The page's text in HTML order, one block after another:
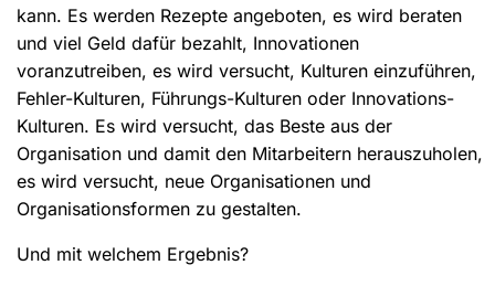
kann. Es werden Rezepte angeboten, es wird beraten
und viel Geld dafür bezahlt, Innovationen
voranzutreiben, es wird versucht, Kulturen einzuführen,
Fehler-Kulturen, Führungs-Kulturen oder Innovations-
Kulturen. Es wird versucht, das Beste aus der
Organisation und damit den Mitarbeitern herauszuholen,
es wird versucht, neue Organisationen und
Organisationsformen zu gestalten.
Und mit welchem Ergebnis?